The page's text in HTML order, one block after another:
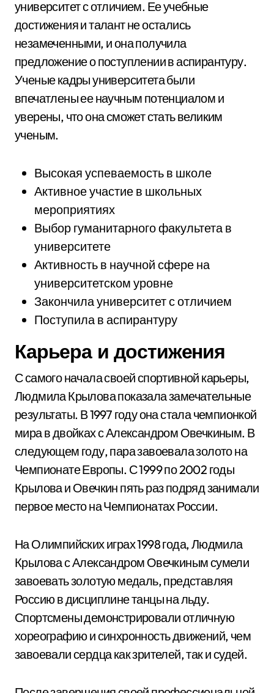
университет с отличием. Ее учебные
достижения и талант не остались
незамеченными, и она получила
предложение о поступлении в аспирантуру.
Ученые кадры университета были
впечатлены ее научным потенциалом и
уверены, что она сможет стать великим
ученым.
Высокая успеваемость в школе
Активное участие в школьных
мероприятиях
Выбор гуманитарного факультета в
университете
Активность в научной сфере на
университетском уровне
Закончила университет с отличием
Поступила в аспирантуру
Карьера и достижения
С самого начала своей спортивной карьеры,
Людмила Крылова показала замечательные
результаты. В 1997 году она стала чемпионкой
мира в двойках с Александром Овечкиным. В
следующем году, пара завоевала золото на
Чемпионате Европы. С 1999 по 2002 годы
Крылова и Овечкин пять раз подряд занимали
первое место на Чемпионатах России.
На Олимпийских играх 1998 года, Людмила
Крылова с Александром Овечкиным сумели
завоевать золотую медаль, представляя
Россию в дисциплине танцы на льду.
Спортсмены демонстрировали отличную
хореографию и синхронность движений, чем
завоевали сердца как зрителей, так и судей.